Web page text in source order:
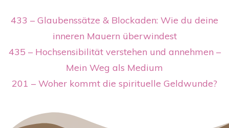
433 – Glaubenssätze & Blockaden: Wie du deine
inneren Mauern überwindest
435 – Hochsensibilität verstehen und annehmen –
Mein Weg als Medium
201 – Woher kommt die spirituelle Geldwunde?